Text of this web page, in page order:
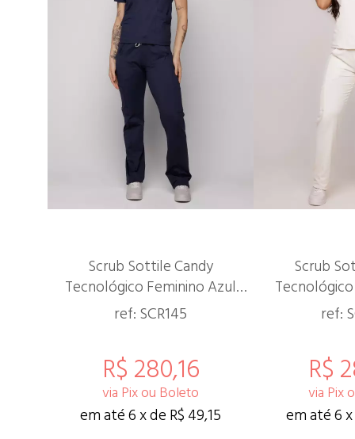
Scrub Sottile Candy
Tecnológico Feminino Azul
Marinho
ref: SCR145
R$ 280,16
via Pix ou Boleto
em até 6 x de R$ 49,15
Scrub
ref:
R$
via Pix
em até 6